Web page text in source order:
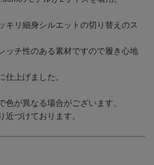
キリ細身シルエットの切り替えのス
ッチ性のある素材ですので履き心地
仕上げました。
が異なる場合がございます。
づけております。